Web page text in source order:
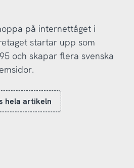
på internettåget i
startar upp som
och skapar flera svenska
hela artikeln